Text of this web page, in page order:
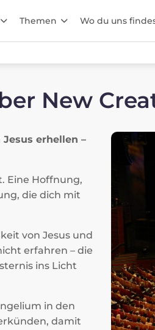
Themen Wo du uns
New
erhellen –
Eine Hoffnung,
die dich mit
von Jesus und
erfahren – die
ins Licht
in den
damit